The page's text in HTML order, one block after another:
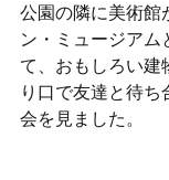
公園の隣に美術館
ン・ミュージアム
て、おもしろい建
り口で友達と待
会を見ました。